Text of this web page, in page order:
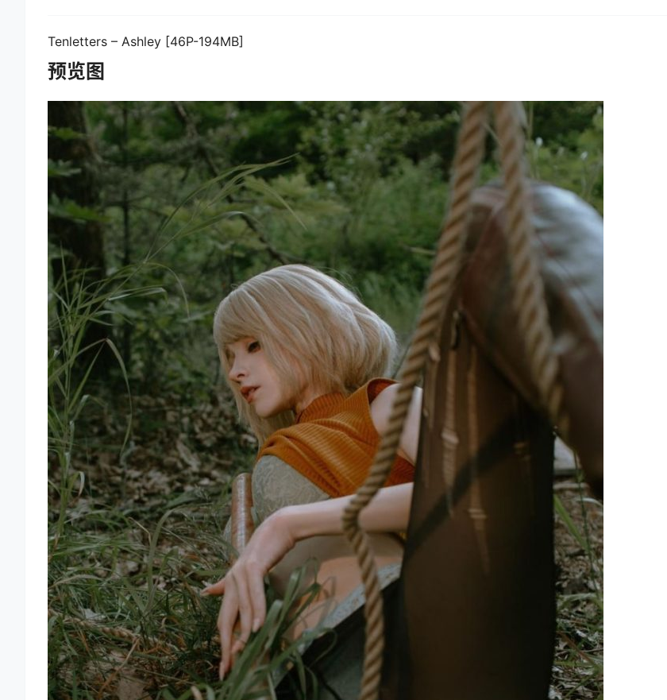
Tenletters – Ashley [46P-194MB]
预览图